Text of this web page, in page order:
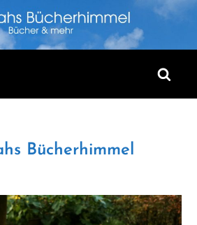
Bücherhimmel